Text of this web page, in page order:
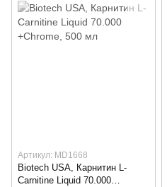
Артикул: MD1668
Biotech USA, Карнитин L-
Carnitine Liquid 70.000